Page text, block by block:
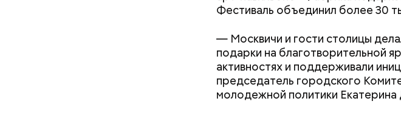
Фестиваль объединил более 30
— Москвичи и гости столицы
подарки на благотворительной
активностях и поддерживали
председатель городского
молодежной политики Екатерина